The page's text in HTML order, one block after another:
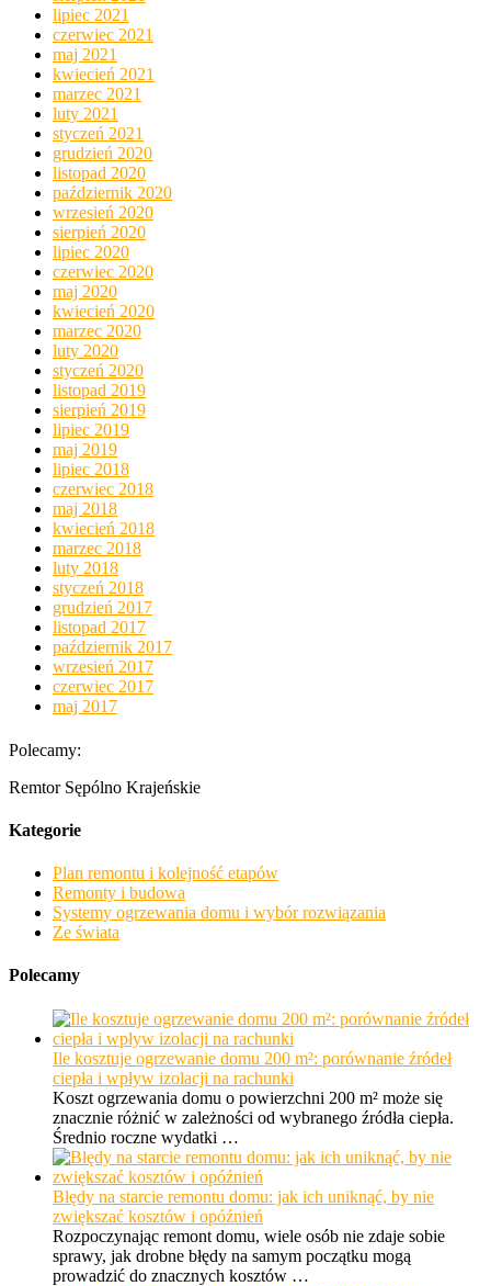
lipiec 2021
czerwiec 2021
maj 2021
kwiecień 2021
marzec 2021
luty 2021
styczeń 2021
grudzień 2020
listopad 2020
październik 2020
wrzesień 2020
sierpień 2020
lipiec 2020
czerwiec 2020
maj 2020
kwiecień 2020
marzec 2020
luty 2020
styczeń 2020
listopad 2019
sierpień 2019
lipiec 2019
maj 2019
lipiec 2018
czerwiec 2018
maj 2018
kwiecień 2018
marzec 2018
luty 2018
styczeń 2018
grudzień 2017
listopad 2017
październik 2017
wrzesień 2017
czerwiec 2017
maj 2017
Polecamy:
Remtor Sępólno Krajeńskie
Kategorie
Plan remontu i kolejność etapów
Remonty i budowa
Systemy ogrzewania domu i wybór rozwiązania
Ze świata
Polecamy
Ile kosztuje ogrzewanie domu 200 m²: porównanie źródeł
ciepła i wpływ izolacji na rachunki
Koszt ogrzewania domu o powierzchni 200 m² może się
znacznie różnić w zależności od wybranego źródła ciepła.
Średnio roczne wydatki …
Błędy na starcie remontu domu: jak ich uniknąć, by nie
zwiększać kosztów i opóźnień
Rozpoczynając remont domu, wiele osób nie zdaje sobie
sprawy, jak drobne błędy na samym początku mogą
prowadzić do znacznych kosztów …